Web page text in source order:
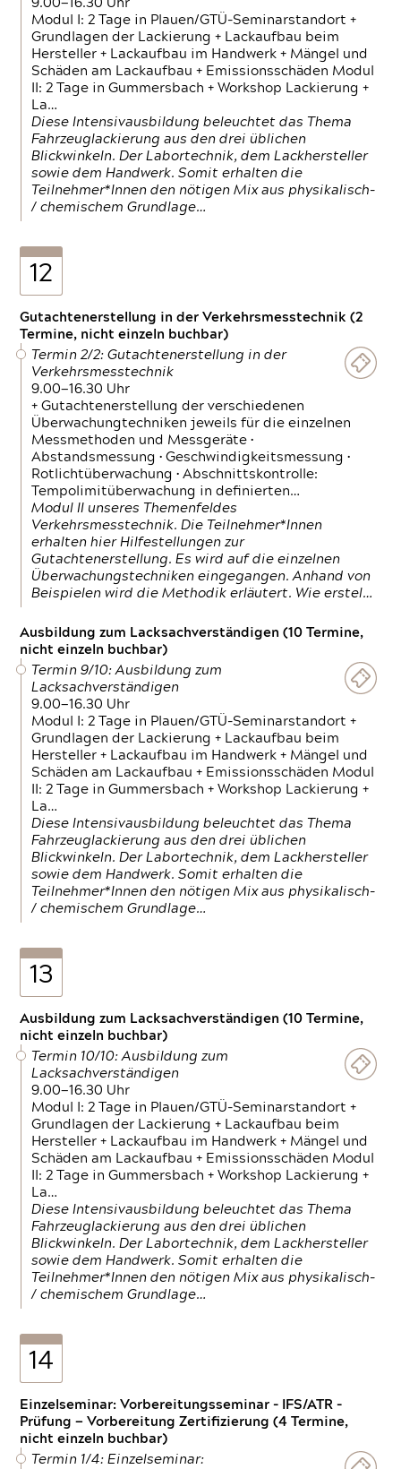
9.00—16.30 Uhr
Modul I: 2 Tage in Plauen/GTÜ-Seminarstandort +
Grundlagen der Lackierung + Lackaufbau beim
Hersteller + Lackaufbau im Handwerk + Mängel und
Schäden am Lackaufbau + Emissionsschäden Modul
II: 2 Tage in Gummersbach + Workshop Lackierung +
La…
Diese Intensivausbildung beleuchtet das Thema
Fahrzeuglackierung aus den drei üblichen
Blickwinkeln. Der Labortechnik, dem Lackhersteller
sowie dem Handwerk. Somit erhalten die
Teilnehmer*Innen den nötigen Mix aus physikalisch-
/ chemischem Grundlage…
12
Gutachtenerstellung in der Verkehrsmesstechnik (2
Termine, nicht einzeln buchbar)
Termin 2/2: Gutachtenerstellung in der
Verkehrsmesstechnik
9.00—16.30 Uhr
+ Gutachtenerstellung der verschiedenen
Überwachungtechniken jeweils für die einzelnen
Messmethoden und Messgeräte •
Abstandsmessung • Geschwindigkeitsmessung •
Rotlichtüberwachung • Abschnittskontrolle:
Tempolimitüberwachung in definierten…
Modul II unseres Themenfeldes
Verkehrsmesstechnik. Die Teilnehmer*Innen
erhalten hier Hilfestellungen zur
Gutachtenerstellung. Es wird auf die einzelnen
Überwachungstechniken eingegangen. Anhand von
Beispielen wird die Methodik erläutert. Wie erstel…
Ausbildung zum Lacksachverständigen (10 Termine,
nicht einzeln buchbar)
Termin 9/10: Ausbildung zum
Lacksachverständigen
9.00—16.30 Uhr
Modul I: 2 Tage in Plauen/GTÜ-Seminarstandort +
Grundlagen der Lackierung + Lackaufbau beim
Hersteller + Lackaufbau im Handwerk + Mängel und
Schäden am Lackaufbau + Emissionsschäden Modul
II: 2 Tage in Gummersbach + Workshop Lackierung +
La…
Diese Intensivausbildung beleuchtet das Thema
Fahrzeuglackierung aus den drei üblichen
Blickwinkeln. Der Labortechnik, dem Lackhersteller
sowie dem Handwerk. Somit erhalten die
Teilnehmer*Innen den nötigen Mix aus physikalisch-
/ chemischem Grundlage…
13
Ausbildung zum Lacksachverständigen (10 Termine,
nicht einzeln buchbar)
Termin 10/10: Ausbildung zum
Lacksachverständigen
9.00—16.30 Uhr
Modul I: 2 Tage in Plauen/GTÜ-Seminarstandort +
Grundlagen der Lackierung + Lackaufbau beim
Hersteller + Lackaufbau im Handwerk + Mängel und
Schäden am Lackaufbau + Emissionsschäden Modul
II: 2 Tage in Gummersbach + Workshop Lackierung +
La…
Diese Intensivausbildung beleuchtet das Thema
Fahrzeuglackierung aus den drei üblichen
Blickwinkeln. Der Labortechnik, dem Lackhersteller
sowie dem Handwerk. Somit erhalten die
Teilnehmer*Innen den nötigen Mix aus physikalisch-
/ chemischem Grundlage…
14
Einzelseminar: Vorbereitungsseminar - IFS/ATR -
Prüfung — Vorbereitung Zertifizierung (4 Termine,
nicht einzeln buchbar)
Termin 1/4: Einzelseminar: